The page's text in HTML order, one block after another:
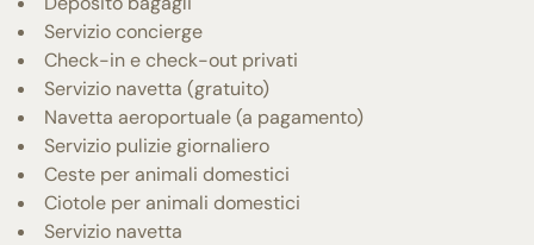
Servizio concierge
Check-in e check-out privati
Servizio navetta (gratuito)
Navetta aeroportuale (a pagamento)
Servizio pulizie giornaliero
Ceste per animali domestici
Ciotole per animali domestici
Servizio navetta